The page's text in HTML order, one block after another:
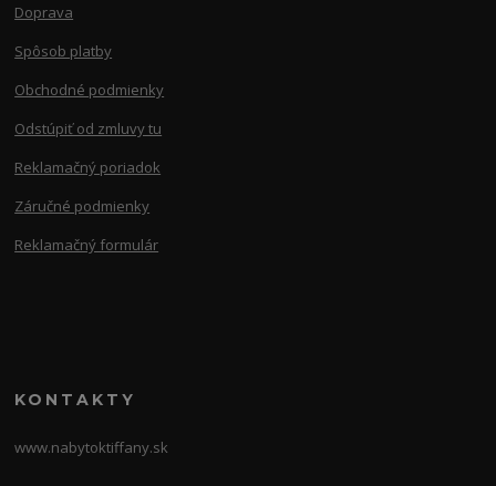
Doprava
Spôsob platby
Obchodné podmienky
Odstúpiť od zmluvy tu
Reklamačný poriadok
Záručné podmienky
Reklamačný formulár
KONTAKTY
www.nabytoktiffany.sk